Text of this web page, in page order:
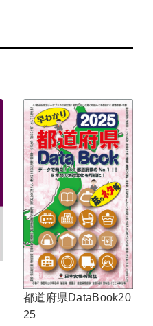
都道府県DataBook20
25